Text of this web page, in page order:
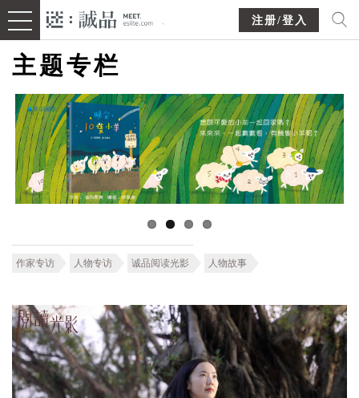
注册/登入
主题专栏
作家专访 人物专访 诚品阅读光影 人物故事